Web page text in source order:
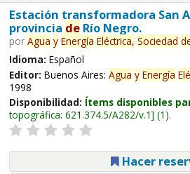
Estación transformadora San
provincia deRío Negro.
por Agua y Energía Eléctrica, Sociedad
Idioma: Español
Editor: Buenos Aires: Agua y Energía
1998
Disponibilidad: Ítems disponibles
topográfica: 621.374.5/A282/v.1 (1).
Hacer